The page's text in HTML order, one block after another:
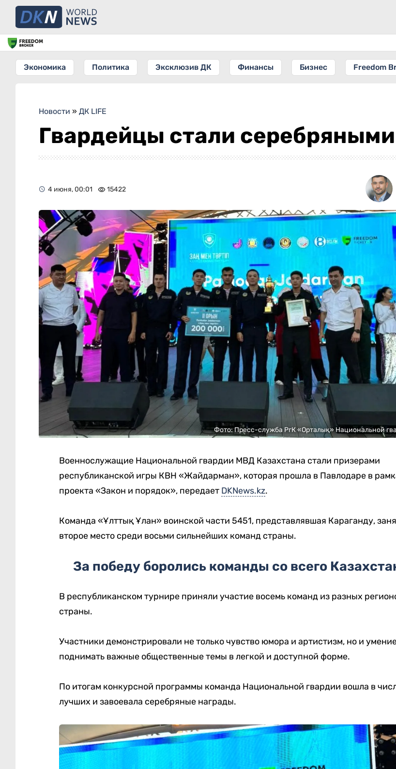
Экономика Политика Эксклюзив ДК Финансы Бизнес Freedom
Новости » ДК LIFE
Гвардейцы стали
4 июня, 00:01 15422
Фото: Пресс-служба РгК «Орталық» Национальной
Военнослужащие Национальной гвардии МВД Казахстана стали призерами
республиканской игры КВН «Жайдарман», которая прошла в Павлодаре в
проекта «Закон и порядок», передает DKNews.kz.
Команда «Ұлттық Ұлан» воинской части 5451, представлявшая Караганду,
второе место среди восьми сильнейших команд страны.
За победу боролись команды со всего
В республиканском турнире приняли участие восемь команд из разных
страны.
Участники демонстрировали не только чувство юмора и артистизм, но и
поднимать важные общественные темы в легкой и доступной форме.
По итогам конкурсной программы команда Национальной гвардии вошла в
лучших и завоевала серебряные награды.